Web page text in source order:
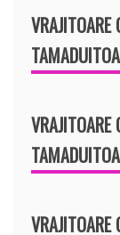
VRAJITOARE
VRAJITOARE
VRAJITOARE